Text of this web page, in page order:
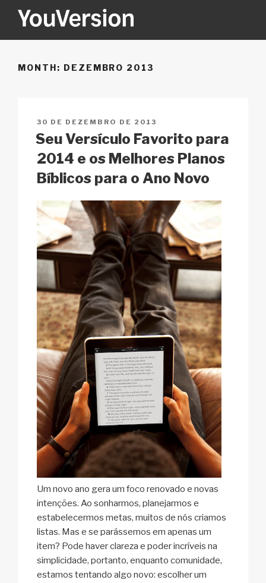
YOUVERSION
MONTH: DEZEMBRO 2013
PUBLICADO
EM
30 DE DEZEMBRO DE 2013
Seu Versículo Favorito para
2014 e os Melhores Planos
Bíblicos para o Ano Novo
Um novo ano gera um foco renovado e novas
intenções. Ao sonharmos, planejarmos e
estabelecermos metas, muitos de nós criamos
listas. Mas e se parássemos em apenas um
item? Pode haver clareza e poder incríveis na
simplicidade, portanto, enquanto comunidade,
estamos tentando algo novo: escolher um